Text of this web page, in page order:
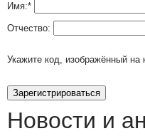
Имя:*
Отчество:
Укажите код, изображённый на
Новости и